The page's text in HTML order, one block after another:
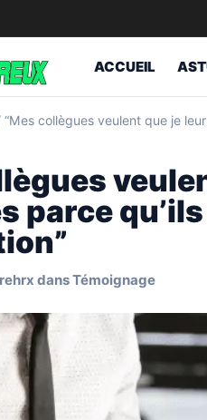
ACCUEIL
“Mes collègues veulent que je
parce
dansTémoignage